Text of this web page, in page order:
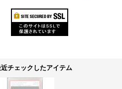
チェックしたアイテム